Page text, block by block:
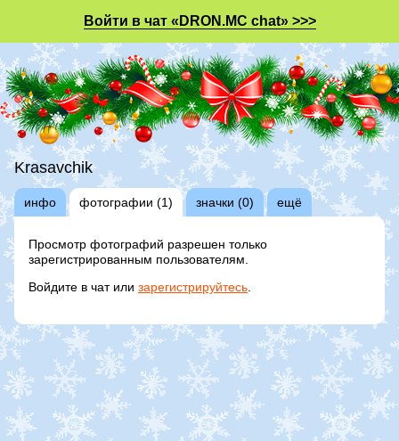
Войти в чат «DRON.MC chat» >>>
Krasavchik
инфо фотографии (1) значки (0) ещё
Просмотр фотографий разрешен только
зарегистрированным пользователям.
Войдите в чат или зарегистрируйтесь